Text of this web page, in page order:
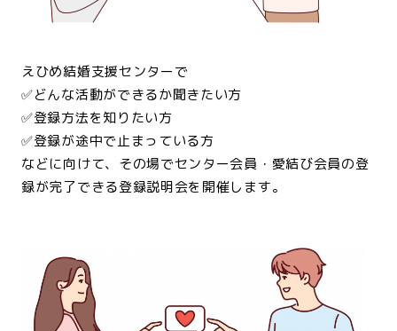
えひめ結婚支援センターで
✅どんな活動ができるか聞きたい方
✅登録方法を知りたい方
✅登録が途中で止まっている方
などに向けて、その場でセンター会員・愛結び会員の登
録が完了できる登録説明会を開催します。